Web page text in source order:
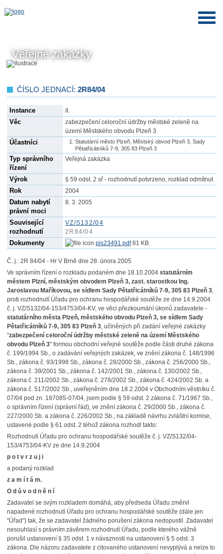
Veřejné zakázky
ČÍSLO JEDNACÍ: 2R84/04
Instance II.
Věc
zabezpečení celoroční údržby městské zeleně na
území Městského obvodu Plzeň 3
Účastníci
Statutární město Plzeň, Městský obvod Plzeň 3, Sady
Pětatřicátníků 7-9, 305 83 Plzeň 3
Typ správního
řízení
Veřejná zakázka
Výrok § 59 odst. 2 sř - rozhodnutí potvrzeno, rozklad odmítnut
Rok 2004
Datum nabytí
právní moci
8. 3. 2005
Související
rozhodnutí
VZ/S132/04
2R84/04
Dokumenty pis23491.pdf81 KB
Č. j.: 2R 84/04 - Hr V Brně dne 28. února 2005
Ve správním řízení o rozkladu podaném dne 18.10.2004 statutárním
městem Plzní, městským obvodem Plzeň 3, zast. starostkou Ing.
Jaroslavou Maříkovou, se sídlem Sady Pětatřicátníků 7-9, 305 83 Plzeň 3,
proti rozhodnutí Úřadu pro ochranu hospodářské soutěže ze dne 14.9.2004
č. j. VZ/S132/04-153/4753/04-KV, ve věci přezkoumání úkonů zadavatele -
statutárního města Plzeň, městského obvodu Plzeň 3, se sídlem Sady
Pětatřicátníků 7-9, 305 83 Plzeň 3, učiněných při zadání veřejné zakázky
"zabezpečení celoroční údržby městské zeleně na území Městského
obvodu Plzeň 3" formou obchodní veřejné soutěže podle části druhé zákona
č. 199/1994 Sb., o zadávání veřejných zakázek, ve znění zákona č. 148/1996
Sb., zákona č. 93/1998 Sb., zákona č. 28/2000 Sb., zákona č. 256/2000 Sb.,
zákona č. 39/2001 Sb., zákona č. 142/2001 Sb., zákona č. 130/2002 Sb.,
zákona č. 211/2002 Sb., zákona č. 278/2002 Sb., zákona č. 424/2002 Sb. a
zákona č. 517/2002 Sb., uveřejněním dne 18.2.2004 v Obchodním věstníku č.
07/04 pod zn. 187085-07/04, jsem podle § 59 odst. 2 zákona č. 71/1967 Sb.,
o správním řízení (správní řád), ve znění zákona č. 29/2000 Sb., zákona č.
227/2000 Sb. a zákona č. 226/2002 Sb., na základě návrhu zvláštní komise,
ustavené podle § 61 odst. 2 téhož zákona rozhodl takto:
Rozhodnutí Úřadu pro ochranu hospodářské soutěže č. j. VZ/S132/04-
153/4753/04-KV ze dne 14.9.2004
p o t v r z u j i
a podaný rozklad
z a m í t á m.
O d ů v o d n ě n í
Zadavatel se svým rozkladem domáhá, aby předseda Úřadu změnil
napadené rozhodnutí Úřadu pro ochranu hospodářské soutěže (dále jen
"Úřad") tak, že se zadavatel žádného porušení zákona nedopustil. Zadavatel
nesouhlasí s právním závěrem rozhodnutí Úřadu, podle kterého vážně
porušil ustanovení § 35 odst. 1 v návaznosti na ustanovení § 5 odst. 3
zákona. Dle názoru zadavatele z citovaného ustanovení nevyplývá a nelze to